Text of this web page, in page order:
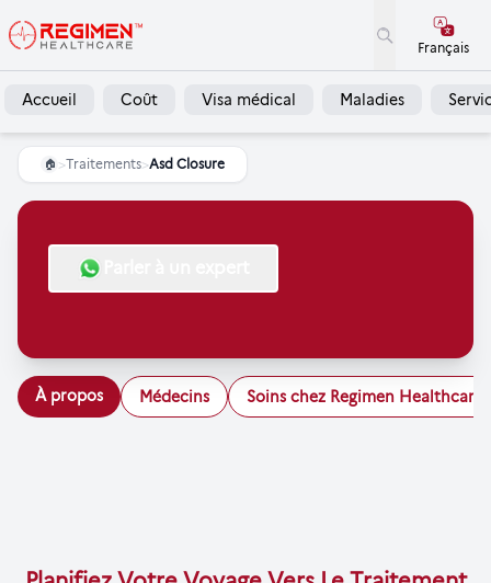
Français
Accueil Coût Visa médical Maladies
🏠 >Traitements>Asd Closure
À propos Médecins Soins chez Regimen Healthcare